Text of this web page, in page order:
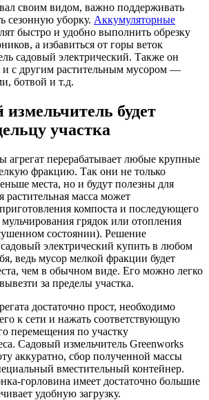
своим видом, важно поддерживать
сезонную уборку. Аккумуляторные
быстро и удобно выполнить обрезку
а избавиться от горы веток
садовый электрический. Также он
и с другим растительным мусором —
ботвой и т.д.
будет
участка
агрегат перерабатывает любые крупные
фракцию. Так они не только
места, но и будут полезны для
растительная масса может
приготовления компоста и последующего
грядок или отопления
состоянии). Решение
садовый электрический купить в любом
ведь мусор мелкой фракции будет
чем в обычном виде. Его можно легко
за пределы участка.
достаточно прост, необходимо
к сети и нажать соответствующую
перемещения по участку
Садовый измельчитель Greenworks
аккуратно, сбор полученной массы
вместительный контейнер.
горловина имеет достаточно большие
удобную загрузку.